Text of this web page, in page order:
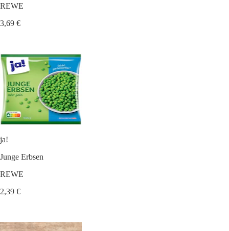
REWE
3,69 €
ja!
Junge Erbsen
REWE
2,39 €